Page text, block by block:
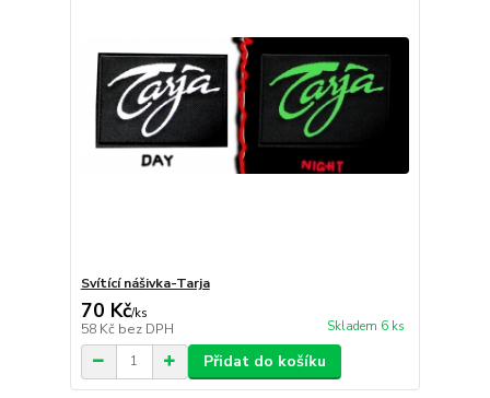
Svítící nášivka-Tarja
70 Kč/ks
58 Kč bez DPH Skladem 6 ks
Přidat do košíku